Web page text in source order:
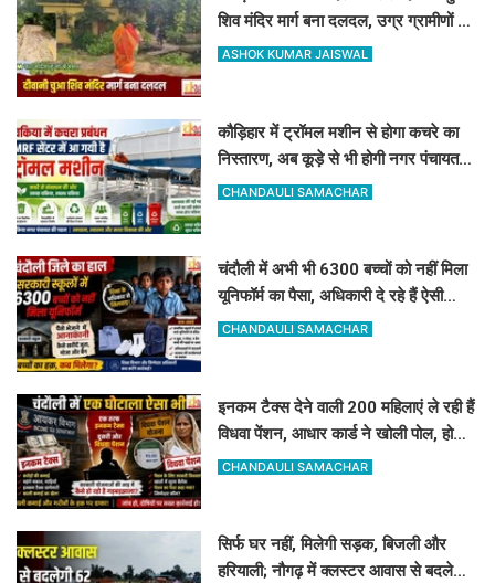
शिव मंदिर मार्ग बना दलदल, उग्र ग्रामीणों ने
दी चक्का जाम की चेतावनी
ASHOK KUMAR JAISWAL
कौड़िहार में ट्रॉमल मशीन से होगा कचरे का
निस्तारण, अब कूड़े से भी होगी नगर पंचायत
की बंपर कमाई
CHANDAULI SAMACHAR
चंदौली में अभी भी 6300 बच्चों को नहीं मिला
यूनिफॉर्म का पैसा, अधिकारी दे रहे हैं ऐसी
दलील
CHANDAULI SAMACHAR
इनकम टैक्स देने वाली 200 महिलाएं ले रही हैं
विधवा पेंशन, आधार कार्ड ने खोली पोल, होगी
रिकवरी
CHANDAULI SAMACHAR
सिर्फ घर नहीं, मिलेगी सड़क, बिजली और
हरियाली; नौगढ़ में क्लस्टर आवास से बदलेगी